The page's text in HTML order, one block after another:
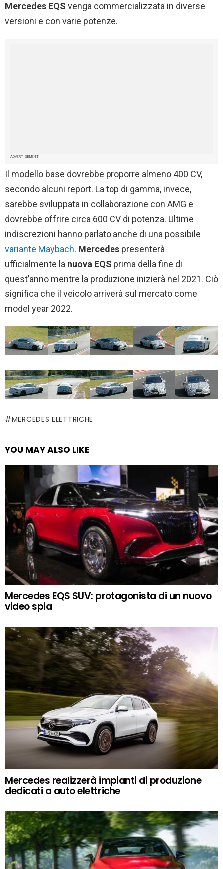
Mercedes EQS venga commercializzata in diverse
versioni e con varie potenze.
ADVERTISEMENT
Il modello base dovrebbe proporre almeno 400 CV,
secondo alcuni report. La top di gamma, invece,
sarebbe sviluppata in collaborazione con AMG e
dovrebbe offrire circa 600 CV di potenza. Ultime
indiscrezioni hanno parlato anche di una possibile
variante Maybach. Mercedes presenterà
ufficialmente la nuova EQS prima della fine di
quest’anno mentre la produzione inizierà nel 2021. Ciò
significa che il veicolo arriverà sul mercato come
model year 2022.
MERCEDES ELETTRICHE
YOU MAY ALSO LIKE
Mercedes EQS SUV: protagonista di un nuovo
video spia
Mercedes realizzerà impianti di produzione
dedicati a auto elettriche